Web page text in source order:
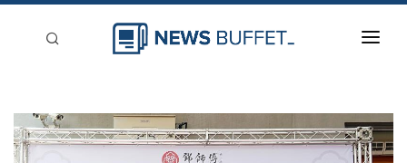
新聞稿分類